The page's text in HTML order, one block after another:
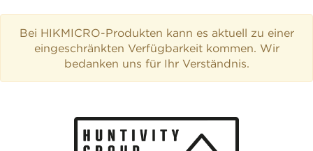
Bei HIKMICRO-Produkten kann es aktuell zu einer
eingeschränkten Verfügbarkeit kommen. Wir
bedanken uns für Ihr Verständnis.